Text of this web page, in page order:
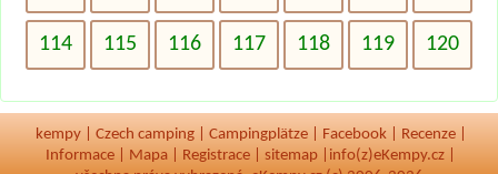
114 115 116 117 118 119 120
kempy Czech camping Campingplätze Facebook Recenze
Informace
Mapa Registrace sitemap
info(z)eKempy.cz |